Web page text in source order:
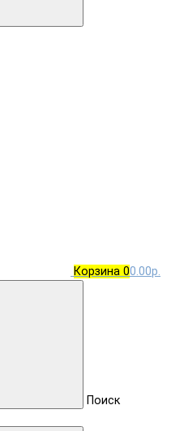
Корзина 00.00р.
Поиск